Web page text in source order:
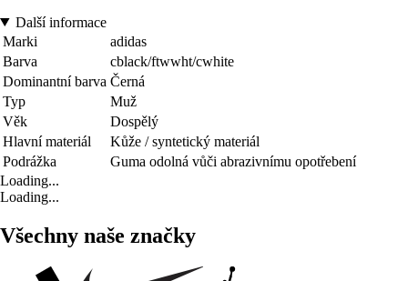
Další informace
Marki
adidas
Barva
cblack/ftwwht/cwhite
Dominantní barva Černá
Typ
Muž
Věk
Dospělý
Hlavní materiál
Kůže / syntetický materiál
Podrážka
Guma odolná vůči abrazivnímu opotřebení
Loading...
Loading...
Všechny naše značky